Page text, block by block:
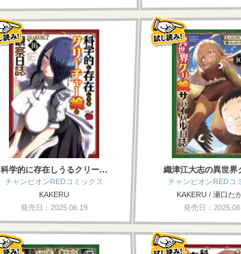
科学的に存在しうるクリー…
チャンピオンREDコミックス
KAKERU
発売日：2025.06.19
織津江大志の異世
チャンピオンREDコ
KAKERU / 瀬口た
発売日：